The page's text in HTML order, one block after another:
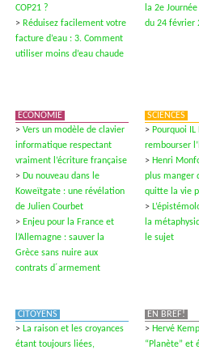
COP21 ?
> Réduisez facilement votre
facture d’eau : 3. Comment
utiliser moins d’eau chaude
la 2e
du 24 février
ECONOMIE
> Vers un modèle de clavier
informatique respectant
vraiment l’écriture française
> Du nouveau dans le
Koweïtgate : une révélation
de Julien Courbet
> Enjeu pour la France et
l’Allemagne : sauver la
Grèce sans nuire aux
contrats d´armement
SCIENCES
> Pourquoi IL
rembourser
> Henri
plus manger
quitte la vie
>
la
le sujet
CITOYENS
> La raison et les croyances
étant toujours liées,
EN BREF!
> Hervé
“Planète” et